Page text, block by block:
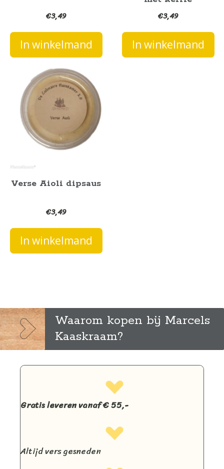
€3,49
In winkelmand
€3,49
In winkelmand
Verse Aioli dipsaus
€3,49
In winkelmand
Waarom kopen bij Marcels
Kaaskraam?
Gratis leveren vanaf € 55,-
Altijd vers gesneden